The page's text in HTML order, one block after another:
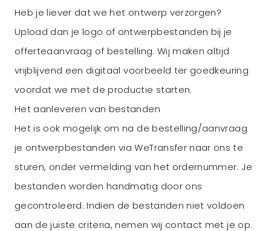
Heb je liever dat we het ontwerp verzorgen?
Upload dan je logo of ontwerpbestanden bij je
offerteaanvraag of bestelling. Wij maken altijd
vrijblijvend een digitaal voorbeeld ter goedkeuring
voordat we met de productie starten.
Het aanleveren van bestanden
Het is ook mogelijk om na de bestelling/aanvraag
je ontwerpbestanden via WeTransfer naar ons te
sturen, onder vermelding van het ordernummer. Je
bestanden worden handmatig door ons
gecontroleerd. Indien de bestanden niet voldoen
aan de juiste criteria, nemen wij contact met je op.